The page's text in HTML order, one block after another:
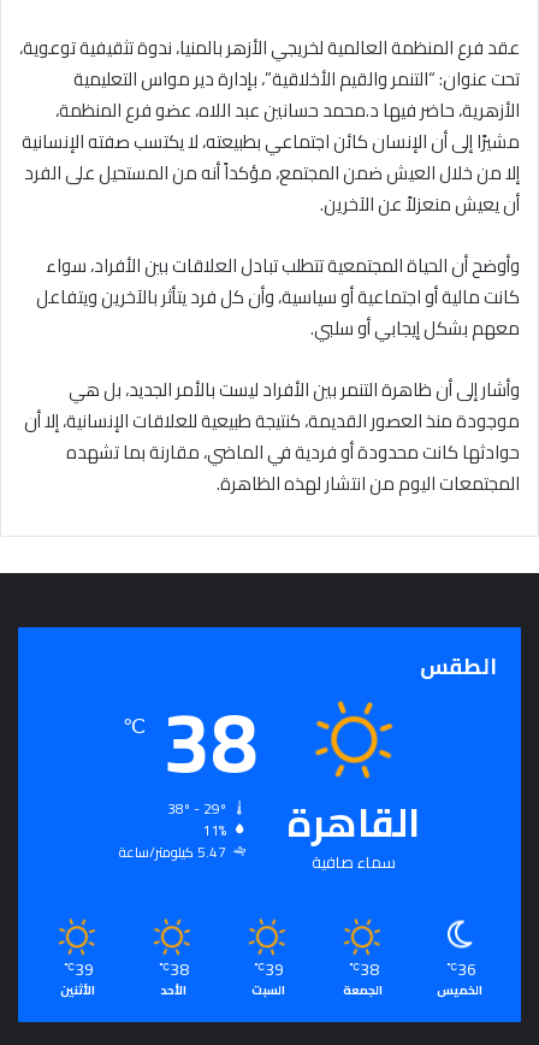
عقد فرع المنظمة العالمية لخريجي الأزهر بالمنيا، ندوة تثقيفية توعوية،
تحت عنوان: “التنمر والقيم الأخلاقية”، بإدارة دير مواس التعليمية
الأزهرية، حاضر فيها د.محمد حسانين عبد اللاه، عضو فرع المنظمة،
مشيرًا إلى أن الإنسان كائن اجتماعي بطبيعته، لا يكتسب صفته الإنسانية
إلا من خلال العيش ضمن المجتمع، مؤكداً أنه من المستحيل على الفرد
أن يعيش منعزلاً عن الآخرين.
وأوضح أن الحياة المجتمعية تتطلب تبادل العلاقات بين الأفراد، سواء
كانت مالية أو اجتماعية أو سياسية، وأن كل فرد يتأثر بالآخرين ويتفاعل
معهم بشكل إيجابي أو سلبي.
وأشار إلى أن ظاهرة التنمر بين الأفراد ليست بالأمر الجديد، بل هي
موجودة منذ العصور القديمة، كنتيجة طبيعية للعلاقات الإنسانية، إلا أن
حوادثها كانت محدودة أو فردية في الماضي، مقارنة بما تشهده
المجتمعات اليوم من انتشار لهذه الظاهرة.
الطقس
القاهرة
سماء صافية
38
℃
11%
5.47 كيلومتر/ساعة
36
℃
الخميس
38
℃
الجمعة
39
℃
السبت
38
℃
الأحد
39
℃
الأثنين